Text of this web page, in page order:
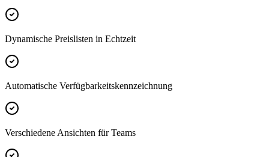
Dynamische Preislisten in Echtzeit
Automatische Verfügbarkeitskennzeichnung
Verschiedene Ansichten für Teams